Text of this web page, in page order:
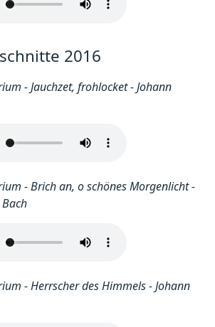
2016
- Jauchzet, frohlocket - Johann
- Brich an, o schönes Morgenlicht -
- Herrscher des Himmels - Johann